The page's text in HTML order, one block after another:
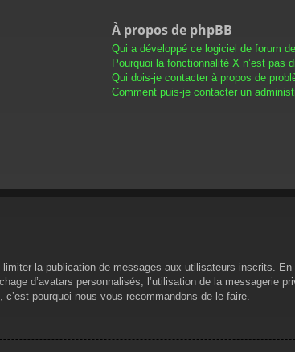
À propos de phpBB
Qui a développé ce logiciel de forum
Pourquoi la fonctionnalité X n’est pas
Qui dois-je contacter à propos de
Comment puis-je contacter un
la publication de messages aux utilisateurs inscrits.
d’avatars personnalisés, l’utilisation de la messagerie
c’est pourquoi nous vous recommandons de le faire.